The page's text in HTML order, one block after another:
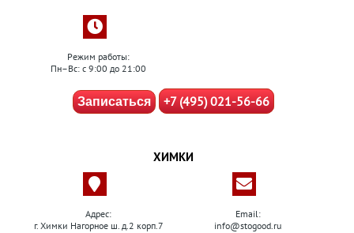
Режим работы:
Пн–Вс: с 9:00 до 21:00
Записаться +7 (495) 021-56-66
ХИМКИ
Адрес:
г. Химки Нагорное ш. д.2 корп.7
Email:
info@stogood.ru